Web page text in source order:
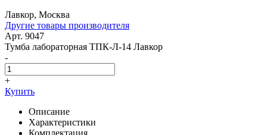
Лавкор, Москва
Другие товары производителя
Арт. 9047
Тумба лабораторная ТПК-Л-14 Лавкор
-
+
Купить
Описание
Характеристики
Комплектация